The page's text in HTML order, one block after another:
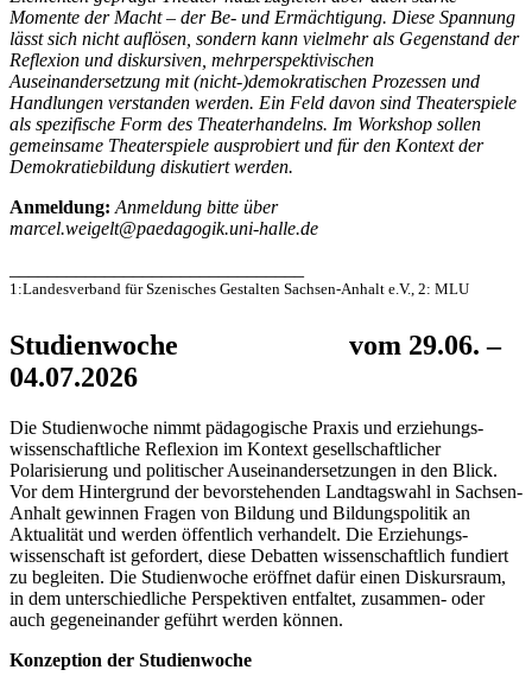
Momente der Macht – der Be- und Ermächtigung. Diese Spannung
lässt sich nicht auflösen, sondern kann vielmehr als Gegenstand der
Reflexion und diskursiven, mehrperspektivischen
Auseinandersetzung mit (nicht-)demokratischen Prozessen und
Handlungen verstanden werden. Ein Feld davon sind Theaterspiele
als spezifische Form des Theaterhandelns. Im Workshop sollen
gemeinsame Theaterspiele ausprobiert und für den Kontext der
Demokratiebildung diskutiert werden.
Anmeldung: Anmeldung bitte über
marcel.weigelt@paedagogik.uni-halle.de
1:Landesverband für Szenisches Gestalten Sachsen-Anhalt e.V., 2: MLU
Studienwoche vom 29.06. –
04.07.2026
Die Studienwoche nimmt pädagogische Praxis und erziehungs-
wissenschaftliche Reflexion im Kontext gesellschaftlicher
Polarisierung und politischer Auseinandersetzungen in den Blick.
Vor dem Hintergrund der bevorstehenden Landtagswahl in Sachsen-
Anhalt gewinnen Fragen von Bildung und Bildungspolitik an
Aktualität und werden öffentlich verhandelt. Die Erziehungs-
wissenschaft ist gefordert, diese Debatten wissenschaftlich fundiert
zu begleiten. Die Studienwoche eröffnet dafür einen Diskursraum,
in dem unterschiedliche Perspektiven entfaltet, zusammen- oder
auch gegeneinander geführt werden können.
Konzeption der Studienwoche